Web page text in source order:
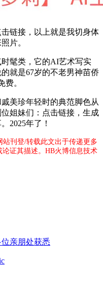
链接，以上就是我切身体
片。
髦类，它的AI艺术写实
就是67岁的不老男神苗侨
费。
美珍年轻时的典范脚色从
姐妹们：点击链接，生成
2025年了！
刊登/转载此文出于传递更多
证其描述。HB火博信息技术
亲朋处获悉